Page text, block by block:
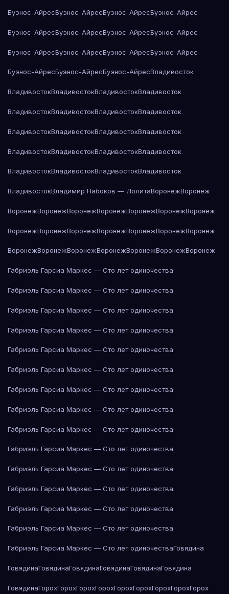
Буэнос-АйресБуэнос-АйресБуэнос-АйресБуэнос-Айрес
Буэнос-АйресБуэнос-АйресБуэнос-АйресБуэнос-Айрес
Буэнос-АйресБуэнос-АйресБуэнос-АйресБуэнос-Айрес
Буэнос-АйресБуэнос-АйресБуэнос-АйресВладивосток
ВладивостокВладивостокВладивостокВладивосток
ВладивостокВладивостокВладивостокВладивосток
ВладивостокВладивостокВладивостокВладивосток
ВладивостокВладивостокВладивостокВладивосток
ВладивостокВладивостокВладивостокВладивосток
ВладивостокВладимир Набоков — ЛолитаВоронежВоронеж
ВоронежВоронежВоронежВоронежВоронежВоронежВоронеж
ВоронежВоронежВоронежВоронежВоронежВоронежВоронеж
ВоронежВоронежВоронежВоронежВоронежВоронежВоронеж
Габриэль Гарсиа Маркес — Сто лет одиночества
Габриэль Гарсиа Маркес — Сто лет одиночества
Габриэль Гарсиа Маркес — Сто лет одиночества
Габриэль Гарсиа Маркес — Сто лет одиночества
Габриэль Гарсиа Маркес — Сто лет одиночества
Габриэль Гарсиа Маркес — Сто лет одиночества
Габриэль Гарсиа Маркес — Сто лет одиночества
Габриэль Гарсиа Маркес — Сто лет одиночества
Габриэль Гарсиа Маркес — Сто лет одиночества
Габриэль Гарсиа Маркес — Сто лет одиночества
Габриэль Гарсиа Маркес — Сто лет одиночества
Габриэль Гарсиа Маркес — Сто лет одиночества
Габриэль Гарсиа Маркес — Сто лет одиночества
Габриэль Гарсиа Маркес — Сто лет одиночества
Габриэль Гарсиа Маркес — Сто лет одиночестваГовядина
ГовядинаГовядинаГовядинаГовядинаГовядинаГовядина
ГовядинаГорохГорохГорохГорохГорохГорохГорохГорохГорох